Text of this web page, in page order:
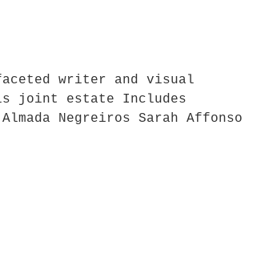
writer and visual
joint estate Includes
Negreiros Sarah Affonso